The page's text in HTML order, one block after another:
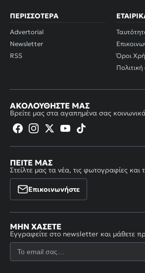
ΠΕΡΙΣΣΌΤΕΡΑ
Advertorial
Newsletter
RSS
Όροι
ΑΚΟΛΟΥΘΉΣΤΕ ΜΑΣ
Βρείτε μας στα αγαπημένα σας
ΠΕΊΤΕ ΜΑΣ
Στείλτε μας τα νέα, τις φωτογραφίες και
Επικοινωνήστε
ΜΗΝ ΧΆΣΕΤΕ
Εγγραφείτε στο newsletter και μάθετε